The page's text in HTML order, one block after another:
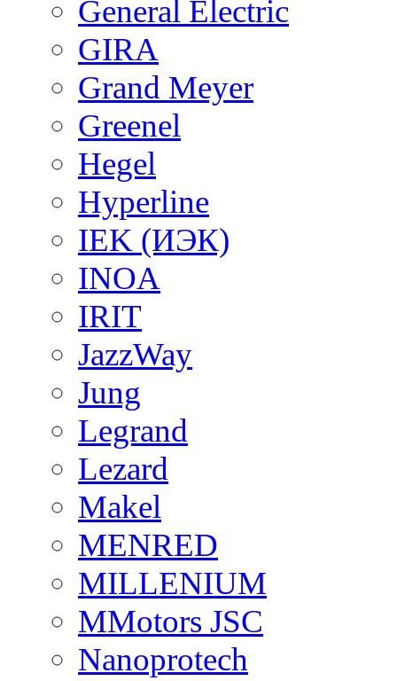
General Electric
GIRA
Grand Meyer
Greenel
Hegel
Hyperline
IEK (ИЭК)
INOA
IRIT
JazzWay
Jung
Legrand
Lezard
Makel
MENRED
MILLENIUM
MMotors JSC
Nanoprotech